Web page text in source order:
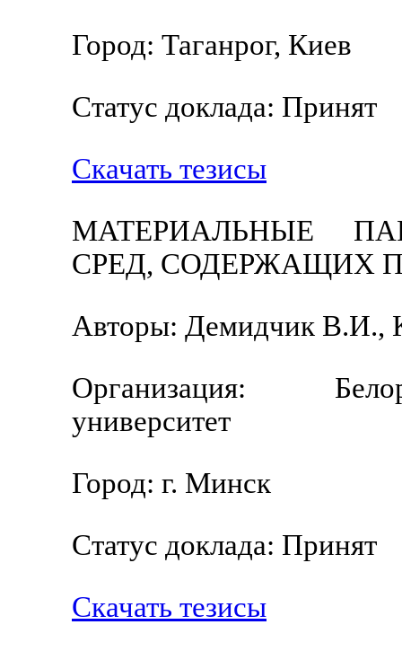
Город: Таганрог, Киев
Статус доклада: Принят
Скачать тезисы
МАТЕРИАЛЬНЫЕ
СРЕД, СОДЕРЖАЩИХ
Авторы: Демидчик В.И.,
Организация:
университет
Город: г. Минск
Статус доклада: Принят
Скачать тезисы